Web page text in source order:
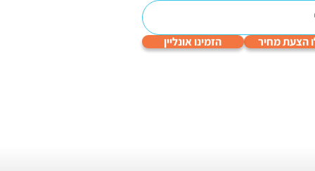
הצעת מחיר הזמינו אונליין